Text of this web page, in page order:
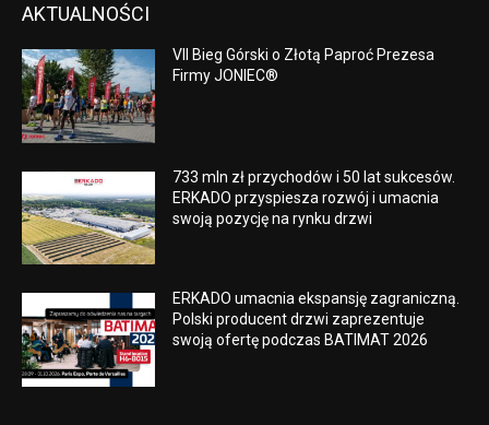
AKTUALNOŚCI
VII Bieg Górski o Złotą Paproć Prezesa
Firmy JONIEC®
733 mln zł przychodów i 50 lat sukcesów.
ERKADO przyspiesza rozwój i umacnia
swoją pozycję na rynku drzwi
ERKADO umacnia ekspansję zagraniczną.
Polski producent drzwi zaprezentuje
swoją ofertę podczas BATIMAT 2026